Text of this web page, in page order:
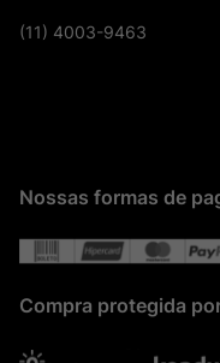
(11) 4003-9463
Nossas formas de
Compra protegida